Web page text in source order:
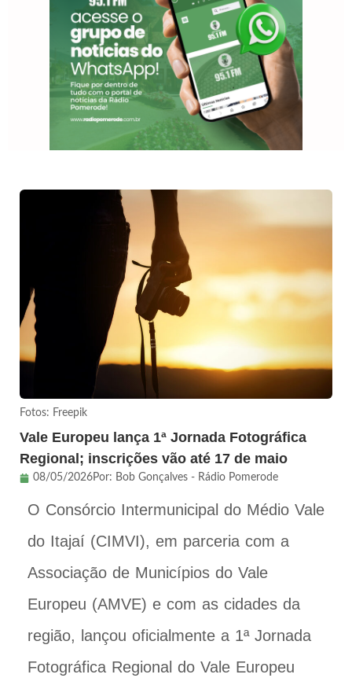
Fotos: Freepik
Vale Europeu lança 1ª Jornada Fotográfica
Regional; inscrições vão até 17 de maio
08/05/2026Por: Bob Gonçalves - Rádio Pomerode
O Consórcio Intermunicipal do Médio Vale
do Itajaí (CIMVI), em parceria com a
Associação de Municípios do Vale
Europeu (AMVE) e com as cidades da
região, lançou oficialmente a 1ª Jornada
Fotográfica Regional do Vale Europeu